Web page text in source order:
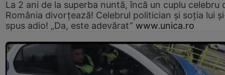
La 2 ani de la superba nuntă, încă un cuplu celebru
România divorțează! Celebrul politician și soția lui
spus adio! „Da, este adevărat” www.unica.ro